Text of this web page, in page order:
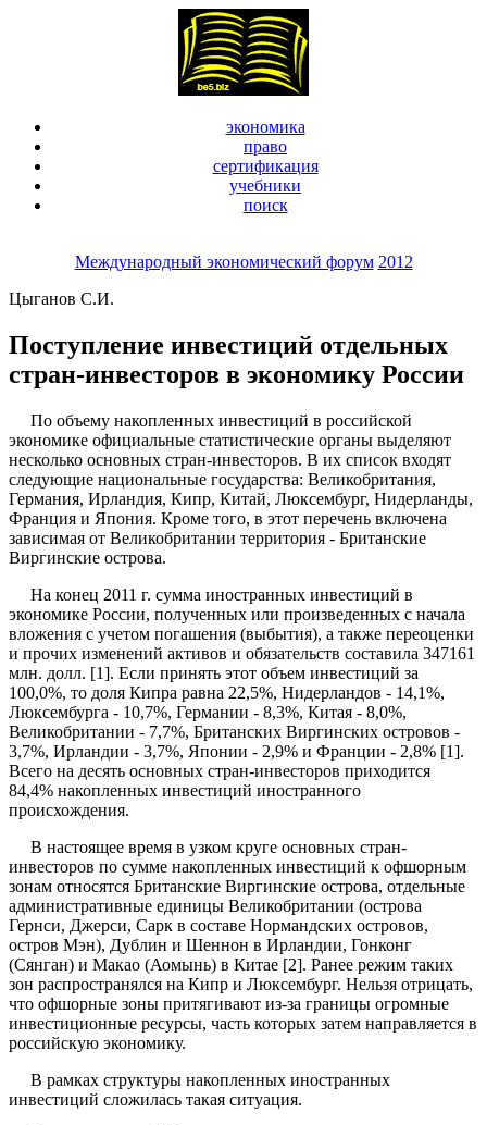
экономика
право
сертификация
учебники
поиск
Международный экономический форум 2012
Цыганов С.И.
Поступление инвестиций отдельных
стран-инвесторов в экономику России
По объему накопленных инвестиций в российской
экономике официальные статистические органы выделяют
несколько основных стран-инвесторов. В их список входят
следующие национальные государства: Великобритания,
Германия, Ирландия, Кипр, Китай, Люксембург, Нидерланды,
Франция и Япония. Кроме того, в этот перечень включена
зависимая от Великобритании территория - Британские
Виргинские острова.
На конец 2011 г. сумма иностранных инвестиций в
экономике России, полученных или произведенных с начала
вложения с учетом погашения (выбытия), а также переоценки
и прочих изменений активов и обязательств составила 347161
млн. долл. [1]. Если принять этот объем инвестиций за
100,0%, то доля Кипра равна 22,5%, Нидерландов - 14,1%,
Люксембурга - 10,7%, Германии - 8,3%, Китая - 8,0%,
Великобритании - 7,7%, Британских Виргинских островов -
3,7%, Ирландии - 3,7%, Японии - 2,9% и Франции - 2,8% [1].
Всего на десять основных стран-инвесторов приходится
84,4% накопленных инвестиций иностранного
происхождения.
В настоящее время в узком круге основных стран-
инвесторов по сумме накопленных инвестиций к офшорным
зонам относятся Британские Виргинские острова, отдельные
административные единицы Великобритании (острова
Гернси, Джерси, Сарк в составе Нормандских островов,
остров Мэн), Дублин и Шеннон в Ирландии, Гонконг
(Сянган) и Макао (Аомынь) в Китае [2]. Ранее режим таких
зон распространялся на Кипр и Люксембург. Нельзя отрицать,
что офшорные зоны притягивают из-за границы огромные
инвестиционные ресурсы, часть которых затем направляется в
российскую экономику.
В рамках структуры накопленных иностранных
инвестиций сложилась такая ситуация.